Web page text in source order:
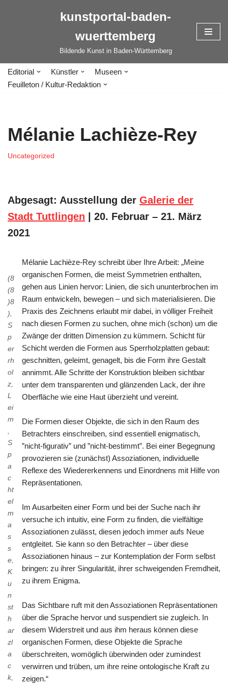
kunstportal-baden-
wuerttemberg
Bildende Kunst in Baden-Württemberg
Editorial Künstler
Museen
Feuilleton / Kultur-Redaktion
Mélanie Lachièze-Rey
Uncategorized
Abgesagt: Ausstellung der Galerie der
Stadt Tuttlingen | 20. Februar – 21. März
2021
(8
(8
)8
),
S
p
er
rh
ol
z,
L
ei
m
S
p
a
c
ht
el
m
a
s
s
e,
K
u
n
st
h
ar
zl
a
c
k,
Mélanie Lachièze-​Rey schreibt über Ihre Arbeit: „Meine
organischen Formen, die meist Symmetrien enthalten,
gehen aus Linien hervor: Linien, die sich ununterbrochen im
Raum entwickeln, bewegen – und sich materialisieren. Die
Praxis des Zeichnens erlaubt mir dabei, in völliger Freiheit
nach diesen Formen zu suchen, ohne mich (schon) um die
Zwänge der dritten Dimension zu kümmern. Schicht für
Schicht werden die Formen aus Sperrholzplatten gebaut:
geschnitten, geleimt, genagelt, bis die Form ihre Gestalt
annimmt. Alle Schritte der Konstruktion bleiben sichtbar
unter dem transparenten und glänzenden Lack, der ihre
Oberfläche wie eine Haut überzieht und vereint.
Die Formen dieser Objekte, die sich in den Raum des
Betrachters einschreiben, sind essentiell enigmatisch,
”nicht-​figurativ” und ”nicht-​bestimmt”. Bei einer Begegnung
provozieren sie (zunächst) Assoziationen, individuelle
Reflexe des Wiedererkennens und Einordnens mit Hilfe von
Repräsentationen.
Im Ausarbeiten einer Form und bei der Suche nach ihr
versuche ich intuitiv, eine Form zu finden, die vielfältige
Assoziationen zulässt, diesen jedoch immer aufs Neue
entgleitet. Sie kann so den Betrachter – über diese
Assoziationen hinaus – zur Kontemplation der Form selbst
bringen: zu ihrer Singularität, ihrer schweigenden Fremdheit,
zu ihrem Enigma.
Das Sichtbare ruft mit den Assoziationen Repräsentationen
über die Sprache hervor und suspendiert sie zugleich. In
diesem Widerstreit und aus ihm heraus können diese
organischen Formen, diese Objekte die Sprache
überschreiten, womöglich überwinden oder zumindest
verwirren und trüben, um ihre reine ontologische Kraft zu
zeigen.“